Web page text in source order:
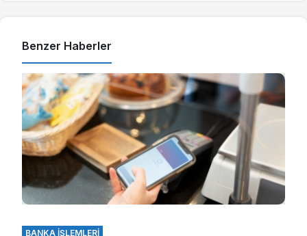
Benzer Haberler
BANKA İŞLEMLERI